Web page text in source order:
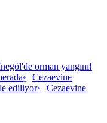
orman yangını!
•
Cezaevine
ediliyor•
Cezaevine